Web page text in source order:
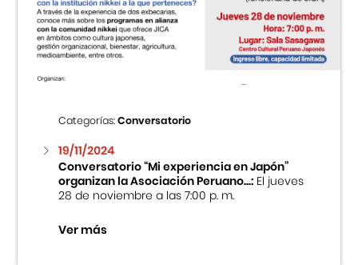
Categorías:Conversatorio
19/11/2024
Conversatorio “Mi experiencia en Japón”
organizan la Asociación Peruano...:El jueves
28 de noviembre a las 7:00 p. m.
Ver más